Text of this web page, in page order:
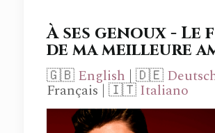
À ses genoux - Le
de ma meilleure
🇬🇧 English | 🇩🇪
Français | 🇮🇹 Italiano